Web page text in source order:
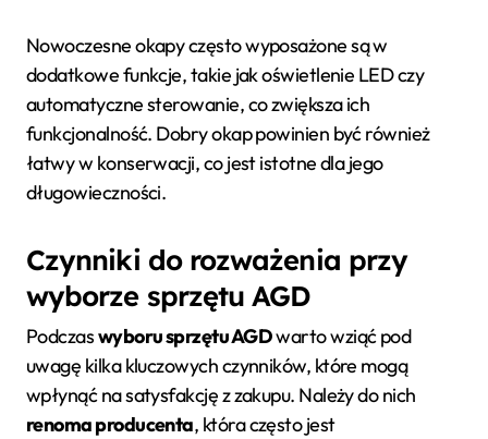
Nowoczesne okapy często wyposażone są w
dodatkowe funkcje, takie jak oświetlenie LED czy
automatyczne sterowanie, co zwiększa ich
funkcjonalność. Dobry okap powinien być również
łatwy w konserwacji, co jest istotne dla jego
długowieczności.
Czynniki do rozważenia przy
wyborze sprzętu AGD
Podczaswyboru sprzętu AGDwarto wziąć pod
uwagę kilka kluczowych czynników, które mogą
wpłynąć na satysfakcję z zakupu. Należy do nich
renoma producenta, która często jest